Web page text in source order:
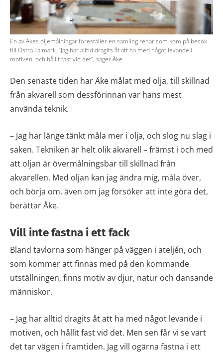
En av Åkes oljemålningar föreställer en samling renar som kom på besök
till Östra Falmark. “Jag har alltid dragits åt att ha med något levande i
motiven, och hållit fast vid det”, säger Åke.
Den senaste tiden har Åke målat med olja, till skillnad
från akvarell som dessförinnan var hans mest
använda teknik.
– Jag har länge tänkt måla mer i olja, och slog nu slag i
saken. Tekniken är helt olik akvarell – främst i och med
att oljan är övermålningsbar till skillnad från
akvarellen. Med oljan kan jag ändra mig, måla över,
och börja om, även om jag försöker att inte göra det,
berättar Åke.
Vill inte fastna i ett fack
Bland tavlorna som hänger på väggen i ateljén, och
som kommer att finnas med på den kommande
utställningen, finns motiv av djur, natur och dansande
människor.
– Jag har alltid dragits åt att ha med något levande i
motiven, och hållit fast vid det. Men sen får vi se vart
det tar vägen i framtiden. Jag vill ogärna fastna i ett